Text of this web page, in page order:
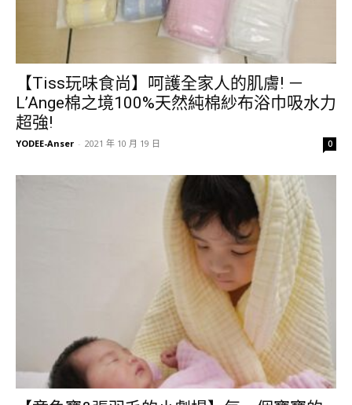
【Tiss玩味食尚】呵護全家人的肌膚! －
L’Ange棉之境100%天然純棉紗布浴巾吸水力
超強!
YODEE-Anser - 2021 年 10 月 19 日 0